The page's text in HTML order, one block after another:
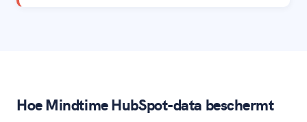
Hoe Mindtime HubSpot-data beschermt